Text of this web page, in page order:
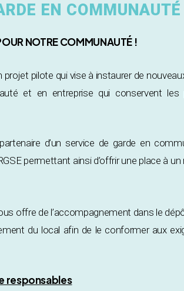
EN COMMUNAUTÉ
NOTRE COMMUNAUTÉ !
pilote qui vise à instaurer de
et en entreprise qui conservent les
d’un service de garde en
permettant ainsi d’offrir une place à
offre de l’accompagnement dans le
du local afin de le conformer aux
responsables